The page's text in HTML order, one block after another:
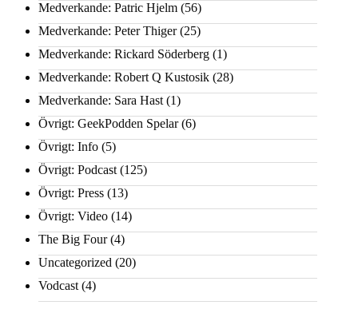
Medverkande: Patric Hjelm (56)
Medverkande: Peter Thiger(25)
Medverkande: Rickard Söderberg (1)
Medverkande: Robert Q Kustosik (28)
Medverkande: Sara Hast (1)
Övrigt: GeekPodden Spelar(6)
Övrigt: Info (5)
Övrigt: Podcast (125)
Övrigt: Press (13)
Övrigt: Video (14)
The Big Four(4)
Uncategorized (20)
Vodcast (4)